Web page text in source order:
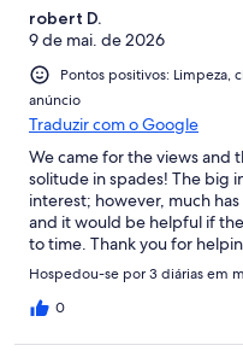
robert D.
9 de mai. de 2026
Pontos positivos: Limpeza,
anúncio
Traduzir com o Google
We came for the views and
solitude in spades! The big
interest; however, much
and it would be helpful if
to time. Thank you for
Hospedou-se por 3 diárias em
0